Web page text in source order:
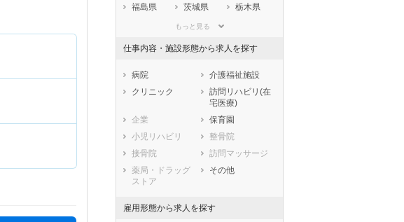
福島県
茨城県
栃木県
埼玉県
石川県
福井県
岐阜県
静岡県
愛知県
三重県
大阪府
兵庫県
奈良県
鳥取県
島根県
広島県
山口県
徳島県
香川県
愛媛県
熊本県
大分県
もっと見る
仕事内容・施設形態から求人を探す
病院
介護福祉施設
クリニック
訪問リハビリ(在
宅医療)
企業
保育園
小児リハビリ
整骨院
接骨院
訪問マッサージ
薬局・ドラッグ
ストア
その他
雇用形態から求人を探す